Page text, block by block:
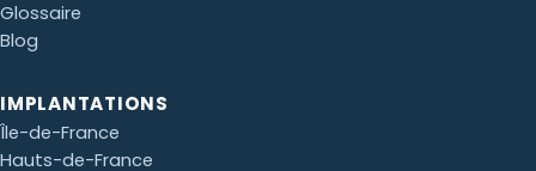
Glossaire
Blog
IMPLANTATIONS
Île-de-France
Hauts-de-France